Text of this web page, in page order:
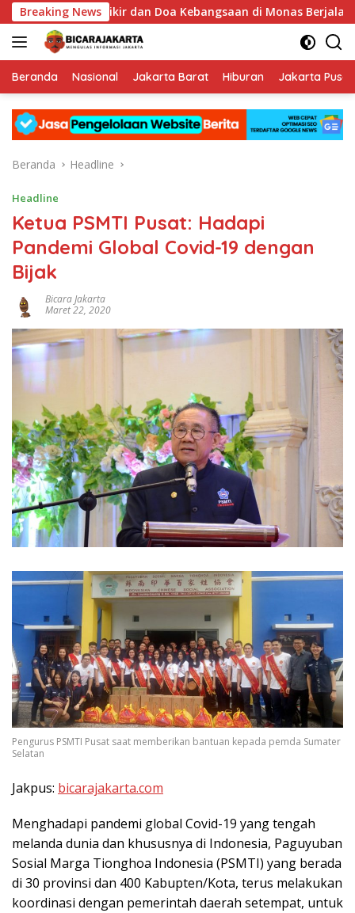
Langsung
ke
konten
Breaking News
Zikir dan Doa Kebangsaan di Monas Berjalan Sukses
Beranda Nasional Jakarta Barat Hiburan Jakarta Pusat
Beranda Headline
Headline
Ketua PSMTI Pusat: Hadapi
Pandemi Global Covid-19 dengan
Bijak
Bicara Jakarta
Maret 22, 2020
Pengurus PSMTI Pusat saat memberikan bantuan kepada pemda Sumater
Selatan
Jakpus: bicarajakarta.com
Menghadapi pandemi global Covid-19 yang tengah
melanda dunia dan khususnya di Indonesia, Paguyuban
Sosial Marga Tionghoa Indonesia (PSMTI) yang berada
di 30 provinsi dan 400 Kabupten/Kota, terus melakukan
koordinasi dengan pemerintah daerah setempat, untuk